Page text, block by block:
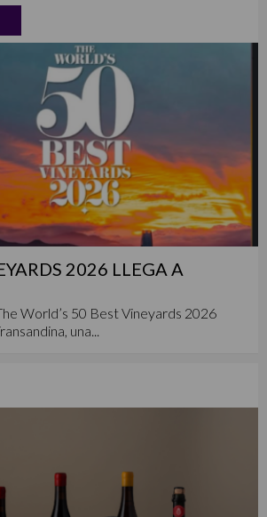
2026 LLEGA A
World’s 50 Best Vineyards 2026
una...